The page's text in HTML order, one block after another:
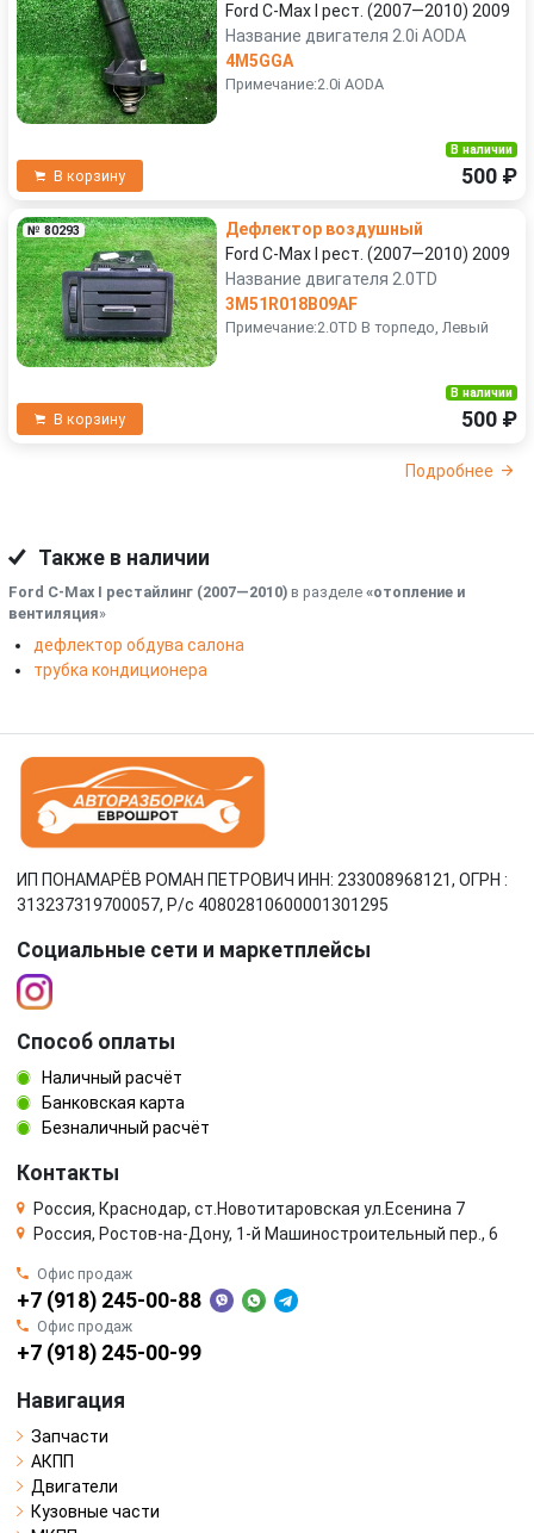
Ford C-Max I рест. (2007—2010) 2009
Название двигателя 2.0i AODA
4M5GGA
Примечание:2.0i AODA
В корзину
В наличии
500 ₽
№ 80293
Дефлектор воздушный
Ford C-Max I рест. (2007—2010) 2009
Название двигателя 2.0TD
3M51R018B09AF
Примечание:2.0TD В торпедо, Левый
В корзину
В наличии
500 ₽
Подробнее
Также в наличии
Ford C-Max I рестайлинг (2007—2010) в разделе «отопление и
вентиляция»
дефлектор обдува салона
трубка кондиционера
ИП ПОНАМАРЁВ РОМАН ПЕТРОВИЧ ИНН: 233008968121, ОГРН :
313237319700057, Р/c 40802810600001301295
Социальные сети и маркетплейсы
Способ оплаты
Наличный расчёт
Банковская карта
Безналичный расчёт
Контакты
Россия, Краснодар, ст.Новотитаровская ул.Есенина 7
Россия, Ростов-на-Дону, 1-й Машиностроительный пер., 6
Офис продаж
+7 (918) 245-00-88
Офис продаж
+7 (918) 245-00-99
Навигация
Запчасти
АКПП
Двигатели
Кузовные части